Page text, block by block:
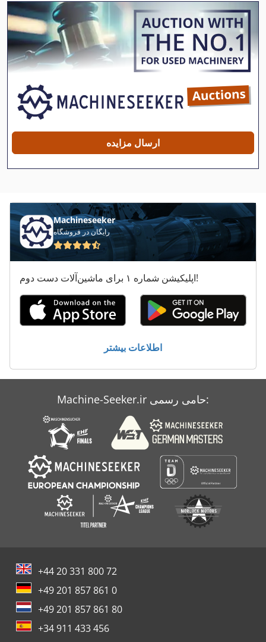
Ifa Adk 125
International 1055
International 1255
International 1460
International 1480
International 1486
International 560
Ka 77
Long 2610
Mi Nn
Mini Mig 105
Ng 200
Vo 100
معاون 200 Mm
ارسال مزایده
Machineseeker
رایگان در فروشگاه
اپلیکیشن شماره ۱ برای ماشین‌آلات دست دوم!
اطلاعات بیشتر
Machine-Seeker.ir حامی رسمی:
+44 20 331 800 72
+49 201 857 861 0
+49 201 857 861 80
+34 911 433 456